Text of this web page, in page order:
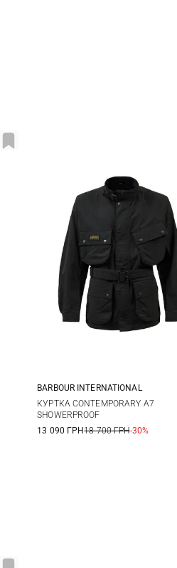
M L XL
BARBOUR INTERNATIONAL
КУРТКА CONTEMPORARY A7
SHOWERPROOF
13 090 ГРН18 700 ГРН-30%